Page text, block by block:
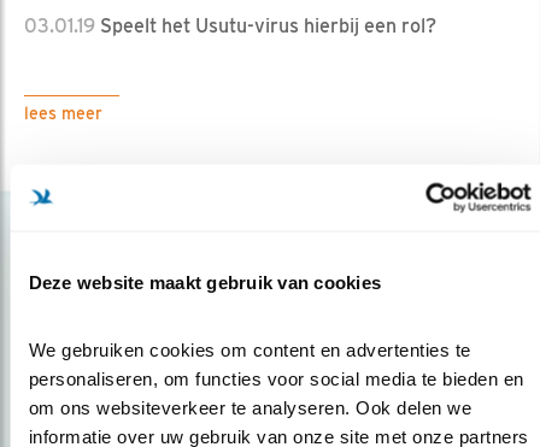
Deze website maakt gebruik van cookies
We gebruiken cookies om content en advertenties te
personaliseren, om functies voor social media te bieden en
om ons websiteverkeer te analyseren. Ook delen we
informatie over uw gebruik van onze site met onze partners
03.01.19 Speelt het Usutu-virus hierbij een rol?
lees meer
Op de hoogte blijven?